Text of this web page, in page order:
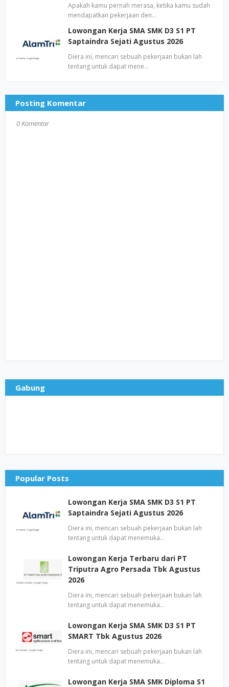
Apakah kamu pernah merasa, ketika kamu sudah
mendapatkan pekerjaan den…
Lowongan Kerja SMA SMK D3 S1 PT
Saptaindra Sejati Agustus 2026
Diera ini, mencari sebuah pekerjaan bukan lah
tentang untuk dapat mene…
Posting Komentar
0 Komentar
Gabung
Popular Posts
Lowongan Kerja SMA SMK D3 S1 PT
Saptaindra Sejati Agustus 2026
Diera ini, mencari sebuah pekerjaan bukan lah
tentang untuk dapat menemuka…
Lowongan Kerja Terbaru dari PT
Triputra Agro Persada Tbk Agustus
2026
Diera ini, mencari sebuah pekerjaan bukan lah
tentang untuk dapat menemuka…
Lowongan Kerja SMA SMK D3 S1 PT
SMART Tbk Agustus 2026
Diera ini, mencari sebuah pekerjaan bukan lah
tentang untuk dapat menemuka…
Lowongan Kerja SMA SMK Diploma S1